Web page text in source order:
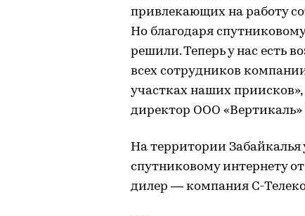
привлекающих на работу
Но благодаря
решили. Теперь у нас есть
всех сотрудников
участках наших
директор ООО
На территории
спутниковому интернету
дилер — компания С-